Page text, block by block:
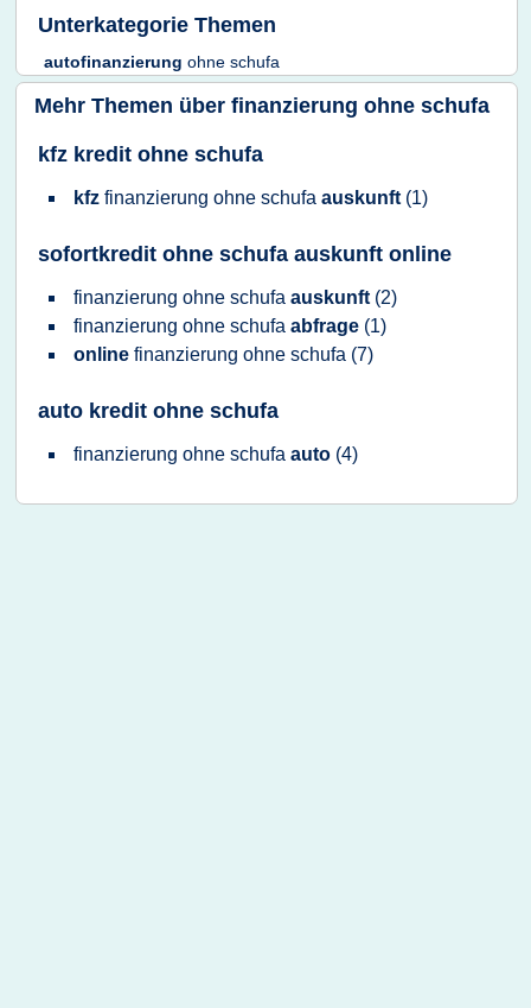
Unterkategorie Themen
autofinanzierung ohne schufa
Mehr Themen über finanzierung ohne schufa
kfz kredit ohne schufa
kfz finanzierung ohne schufa auskunft (1)
sofortkredit ohne schufa auskunft online
finanzierung ohne schufa auskunft (2)
finanzierung ohne schufa abfrage (1)
online finanzierung ohne schufa (7)
auto kredit ohne schufa
finanzierung ohne schufa auto (4)